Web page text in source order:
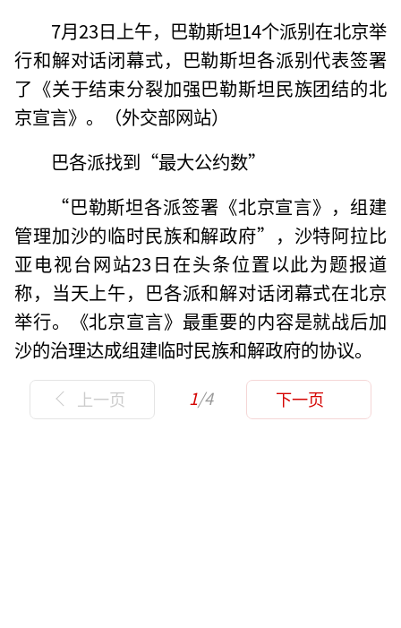
7月23日上午，巴勒斯坦14个派别在北京举
行和解对话闭幕式，巴勒斯坦各派别代表签署
了《关于结束分裂加强巴勒斯坦民族团结的北
京宣言》。（外交部网站）
巴各派找到“最大公约数”
“巴勒斯坦各派签署《北京宣言》，组建
管理加沙的临时民族和解政府”，沙特阿拉比
亚电视台网站23日在头条位置以此为题报道
称，当天上午，巴各派和解对话闭幕式在北京
举行。《北京宣言》最重要的内容是就战后加
沙的治理达成组建临时民族和解政府的协议。
上一页 1/4 下一页